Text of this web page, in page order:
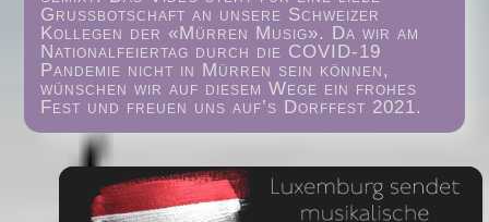
Grussbotschaft an unsere Schweizer
Kollegen der «Mürren Musig». Da wir am
Nationalfeiertag durch die COVID-19
Pandemie nicht in Mürren sein können,
wünschen wir auf diesem Wege ein frohes
Fest und freuen uns auf’s Dorffest 2021.